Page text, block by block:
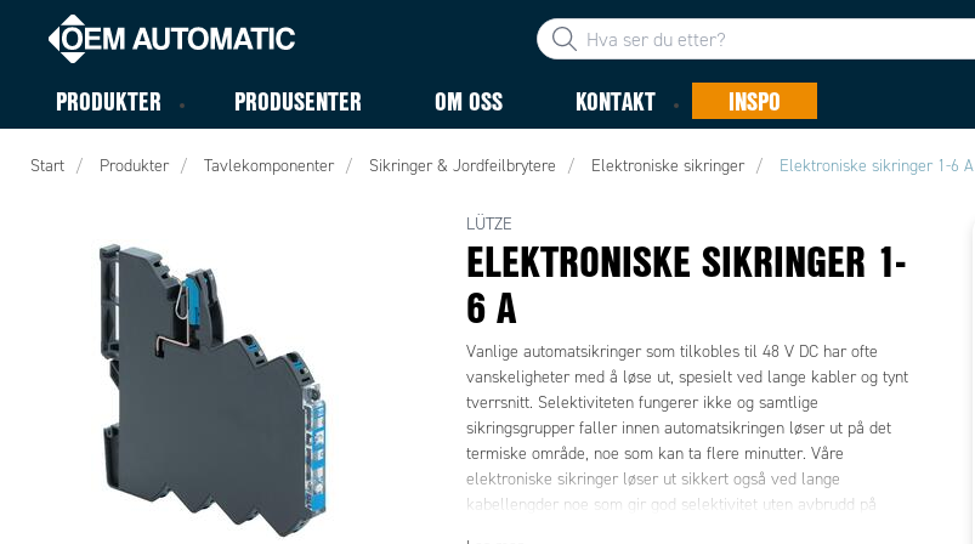
PRODUKTER PRODUSENTER OM OSS KONTAKT INSPO
Start Produkter Tavlekomponenter Sikringer & Jordfeilbrytere Elektroniske sikringer Elektroniske sikringer 1-6 A
LÜTZE
ELEKTRONISKE SIKRINGER 1-
6 A
Vanlige automatsikringer som tilkobles til 48 V DC har ofte
vanskeligheter med å løse ut, spesielt ved lange kabler og tynt
tverrsnitt. Selektiviteten fungerer ikke og samtlige
sikringsgrupper faller innen automatsikringen løser ut på det
termiske område, noe som kan ta flere minutter. Våre
elektroniske sikringer løser ut sikkert også ved lange
kabellengder noe som gir god selektivitet uten avbrudd på